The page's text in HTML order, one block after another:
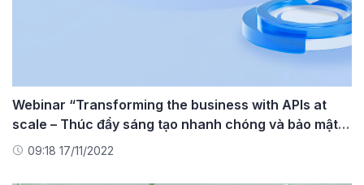
Webinar “Transforming the business with APIs at
scale – Thúc đẩy sáng tạo nhanh chóng và bảo mật
với FPT API Management”
09:18 17/11/2022